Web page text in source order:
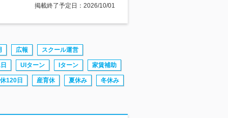
掲載終了予定日：2026/10/01
広報 スクール運営
UIターン Iターン 家賃補助
120日 産育休 夏休み 冬休み